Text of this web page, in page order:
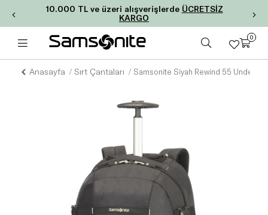
10.000 TL ve üzeri alışverişlerde ÜCRETSİZ
KARGO
0
Anasayfa Sırt Çantaları